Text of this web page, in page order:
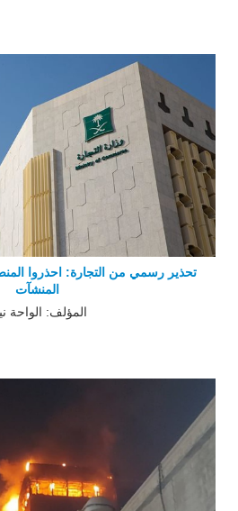
تحذير رسمي من التجارة: احذروا
المنشآت
المؤلف: الواحة